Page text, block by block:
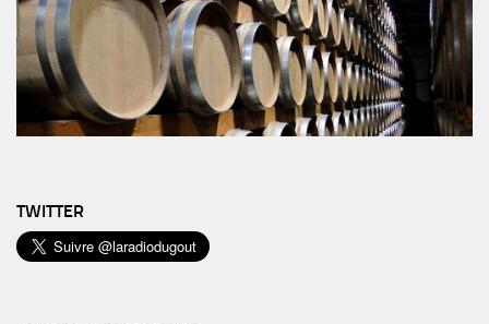
TWITTER